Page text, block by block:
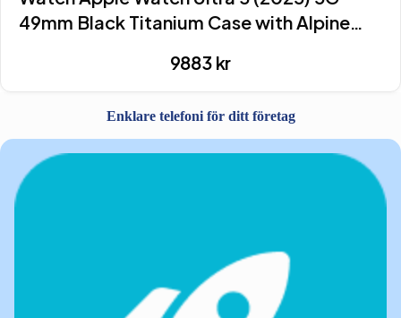
49mm Black Titanium Case with Alpine
9883 kr
Enklare telefoni för ditt företag